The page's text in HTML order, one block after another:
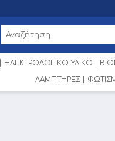
ΗΛΕΚΤΡΟΛΟΓΙΚΟ ΥΛΙΚΟ
ΛΑΜΠΤΗΡΕΣ